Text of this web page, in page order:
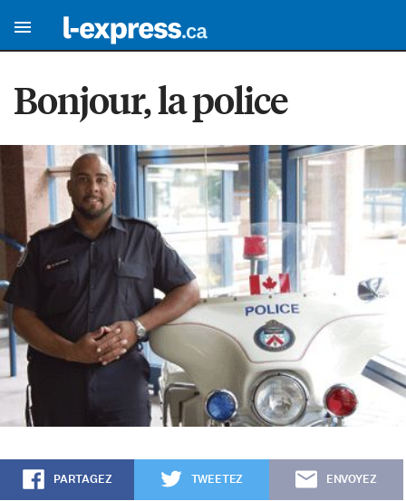
Bonjour, la police
PARTAGEZ TWEETEZ ENVOYEZ